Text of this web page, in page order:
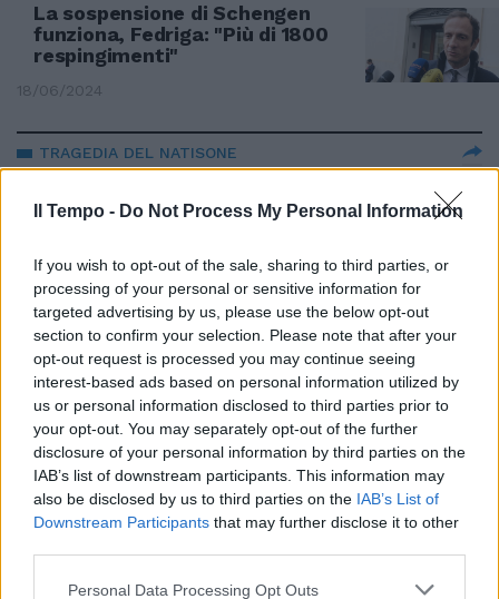
Il Tempo - Do Not Process My Personal Information
If you wish to opt-out of the sale, sharing to third parties, or
processing of your personal or sensitive information for
targeted advertising by us, please use the below opt-out
section to confirm your selection. Please note that after your
opt-out request is processed you may continue seeing
interest-based ads based on personal information utilized by
us or personal information disclosed to third parties prior to
your opt-out. You may separately opt-out of the further
disclosure of your personal information by third parties on the
IAB’s list of downstream participants. This information may
also be disclosed by us to third parties on the IAB’s List of
Downstream Participants that may further disclose it to other
Personal Data Processing Opt Outs
La sospensione di Schengen
funziona, Fedriga: "Più di 1800
respingimenti"
18/06/2024
TRAGEDIA DEL NATISONE
crolla la speranza nelle ricerche
06/06/2024
INTERVISTA
Massimiliano Fedriga nella
"macchina del Tempo": Vannacci
nella Lega se...
28/03/2024
NESSUNA FRONDA
Lega deve restare unita”.
Fedriga smonta le balle